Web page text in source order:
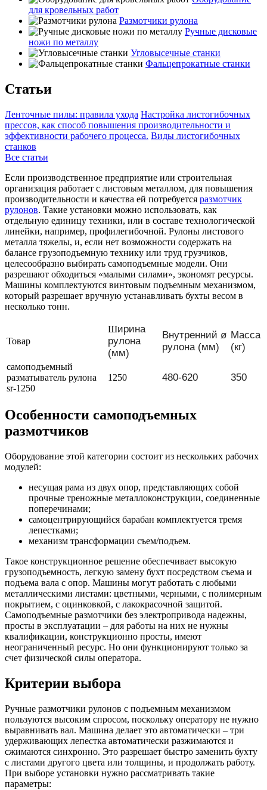
для кровельных работ
Размотчики рулона
Ручные дисковые
ножи по металлу
Угловысечные станки
Фальцепрокатные станки
Статьи
Ленточные пилы: правила ухода Настройка листогибочных
прессов, как способ повышения производительности и
эффективности рабочего процесса. Виды листогибочных
станков
Все статьи
Если производственное предприятие или строительная
организация работает с листовым металлом, для повышения
производительности и качества ей потребуется размотчик
рулонов. Такие установки можно использовать, как
отдельную единицу техники, или в составе технологической
линейки, например, профилегибочной. Рулоны листового
металла тяжелы, и, если нет возможности содержать на
балансе грузоподъемную технику или труд грузчиков,
целесообразно выбирать самоподъемные модели. Они
разрешают обходиться «малыми силами», экономят ресурсы.
Машины комплектуются винтовым подъемным механизмом,
который разрешает вручную устанавливать бухты весом в
несколько тонн.
Товар
Ширина
рулона
(мм)
Внутренний ø
рулона (мм)
Масса
(кг)
самоподъемный
разматыватель рулона
sr-1250
1250 480-620 350
Особенности самоподъемных
размотчиков
Оборудование этой категории состоит из нескольких рабочих
модулей:
несущая рама из двух опор, представляющих собой
прочные треножные металлоконструкции, соединенные
поперечинами;
самоцентрирующийся барабан комплектуется тремя
лепестками;
механизм трансформации съем/подъем.
Такое конструкционное решение обеспечивает высокую
грузоподъемность, легкую замену бухт посредством съема и
подъема вала с опор. Машины могут работать с любыми
металлическими листами: цветными, черными, с полимерным
покрытием, с оцинковкой, с лакокрасочной защитой.
Самоподъемные размотчики без электропривода надежны,
просты в эксплуатации – для работы на них не нужны
квалификации, конструкционно просты, имеют
неограниченный ресурс. Но они функционируют только за
счет физической силы оператора.
Критерии выбора
Ручные размотчики рулонов с подъемным механизмом
пользуются высоким спросом, поскольку оператору не нужно
выравнивать вал. Машина делает это автоматически – три
удерживающих лепестка автоматически разжимаются и
сжимаются синхронно. Это разрешает быстро заменить бухту
с листами другого цвета или толщины, и продолжать работу.
При выборе установки нужно рассматривать такие
параметры: